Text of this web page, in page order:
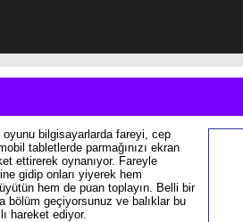
oyunu bilgisayarlarda fareyi, cep
tabletlerde parmağınızı ekran
ettirerek oynanıyor. Fareyle
gidip onları yiyerek hem
hem de puan toplayın. Belli bir
bölüm geçiyorsunuz ve balıklar bu
hareket ediyor.